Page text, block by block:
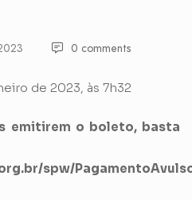
0 comments
de 2023, às 7h32
emitirem o boleto, basta
spw/